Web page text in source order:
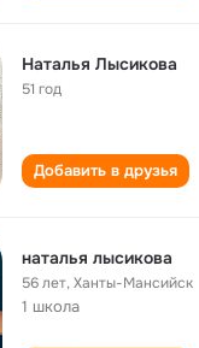
Наталья Лысикова
51 год
Добавить в друзья
наталья лысикова
56 лет,Ханты-Мансийск
1 школа